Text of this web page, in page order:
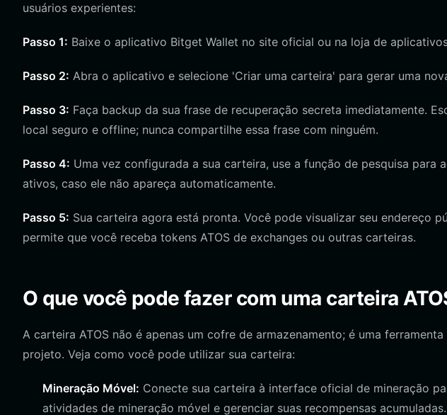
usuários experientes:
Passo 1: Baixe o aplicativo Bitget Wallet no site oficial ou na loja de
Passo 2: Abra o aplicativo e selecione 'Criar uma carteira' para gerar uma
Passo 3: Faça backup da sua frase de recuperação secreta imediatamente.
local seguro e offline; nunca compartilhe essa frase com ninguém.
Passo 4: Uma vez configurada a sua carteira, use a função de pesquisa para
ativos, caso ele não apareça automaticamente.
Passo 5: Sua carteira agora está pronta. Você pode visualizar seu endereço
permite que você receba tokens ATOS de exchanges ou outras carteiras.
O que você pode fazer com uma carteira
A carteira ATOS não é apenas um cofre de armazenamento; é uma
projeto. Veja como você pode utilizar sua carteira:
Mineração Móvel: Conecte sua carteira à interface oficial de mineração
atividades de mineração móvel e gerenciar suas recompensas acumuladas.